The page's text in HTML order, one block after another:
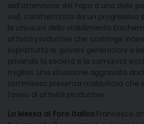
dell’attenzione del Papa a una delle
sud, caratterizzata da un progressivo
la chiusura dello stabilimento
attività produttive che costringe
soprattutto le giovani generazioni a
privando la società e la comunità
migliori. Una situazione aggravata
sommessa presenza malavitosa che
l’avvio di attività produttive.
La Messa al Foro Italico.Francesco